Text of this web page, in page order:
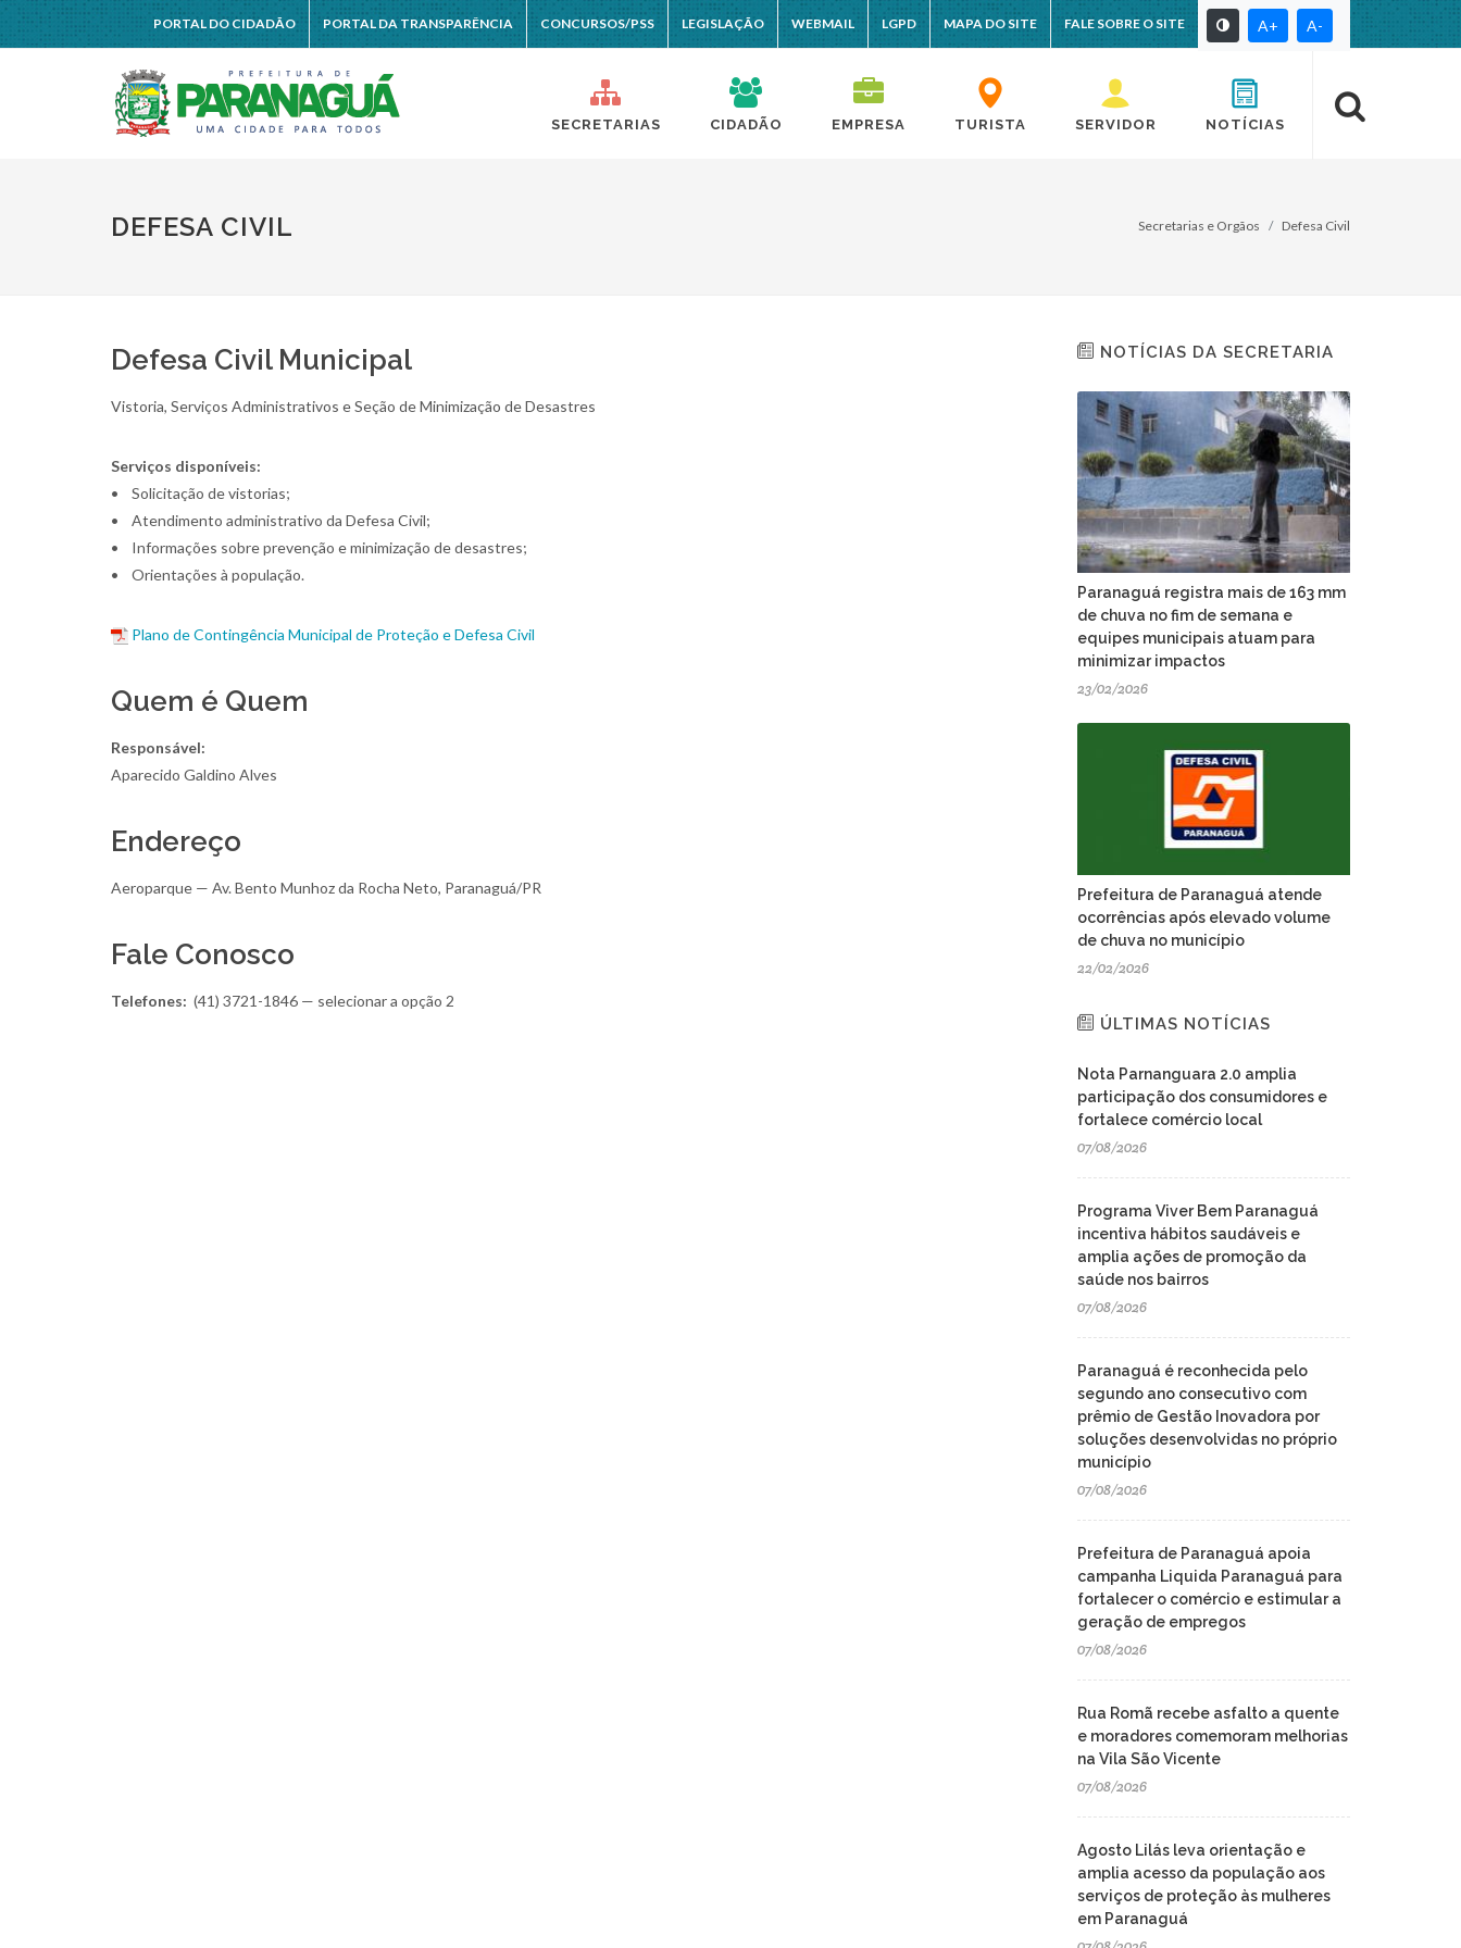
PORTAL DO CIDADÃO PORTAL DA TRANSPARÊNCIA CONCURSOS/PSS LEGISLAÇÃO WEBMAIL LGPD MAPA DO SITE FALE SOBRE O SITE A+ A-
SECRETARIAS CIDADÃO EMPRESA TURISTA SERVIDOR NOTÍCIAS
DEFESA CIVIL Secretarias e Orgãos Defesa Civil
Defesa Civil Municipal
Vistoria, Serviços Administrativos e Seção de Minimização de Desastres
Serviços disponíveis:
• Solicitação de vistorias;
• Atendimento administrativo da Defesa Civil;
• Informações sobre prevenção e minimização de desastres;
• Orientações à população.
Plano de Contingência Municipal de Proteção e Defesa Civil
Quem é Quem
Responsável:
Aparecido Galdino Alves
Endereço
Aeroparque — Av. Bento Munhoz da Rocha Neto, Paranaguá/PR
Fale Conosco
Telefones: (41) 3721-1846 — selecionar a opção 2
NOTÍCIAS DA SECRETARIA
Paranaguá registra mais de 163 mm
de chuva no fim de semana e
equipes municipais atuam para
minimizar impactos
23/02/2026
Prefeitura de Paranaguá atende
ocorrências após elevado volume
de chuva no município
22/02/2026
ÚLTIMAS NOTÍCIAS
Nota Parnanguara 2.0 amplia
participação dos consumidores e
fortalece comércio local
07/08/2026
Programa Viver Bem Paranaguá
incentiva hábitos saudáveis e
amplia ações de promoção da
saúde nos bairros
07/08/2026
Paranaguá é reconhecida pelo
segundo ano consecutivo com
prêmio de Gestão Inovadora por
soluções desenvolvidas no próprio
município
07/08/2026
Prefeitura de Paranaguá apoia
campanha Liquida Paranaguá para
fortalecer o comércio e estimular a
geração de empregos
07/08/2026
Rua Romã recebe asfalto a quente
e moradores comemoram melhorias
na Vila São Vicente
07/08/2026
Agosto Lilás leva orientação e
amplia acesso da população aos
serviços de proteção às mulheres
em Paranaguá